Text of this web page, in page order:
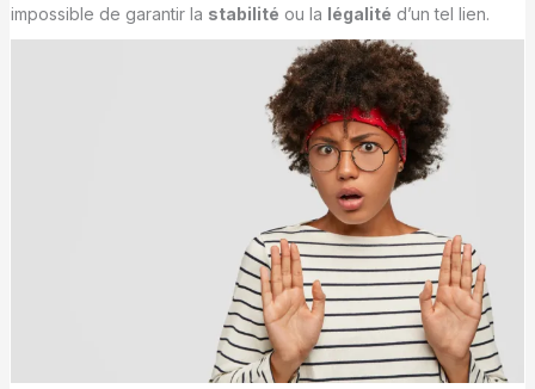
impossible de garantir la stabilité ou la légalité d’un tel lien.